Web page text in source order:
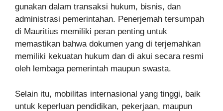
gunakan dalam transaksi hukum, bisnis, dan
administrasi pemerintahan. Penerjemah tersumpah
di Mauritius memiliki peran penting untuk
memastikan bahwa dokumen yang di terjemahkan
memiliki kekuatan hukum dan di akui secara resmi
oleh lembaga pemerintah maupun swasta.
Selain itu, mobilitas internasional yang tinggi, baik
untuk keperluan pendidikan, pekerjaan, maupun